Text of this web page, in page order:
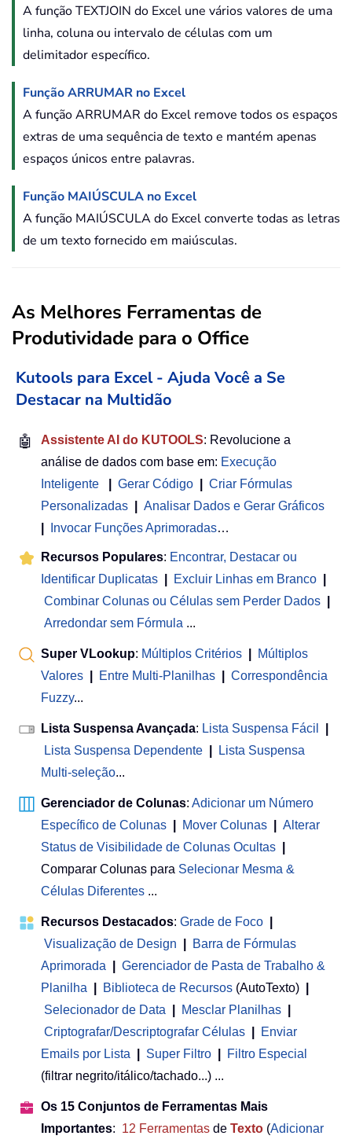
A função TEXTJOIN do Excel une vários valores de uma
linha, coluna ou intervalo de células com um
delimitador específico.
Função ARRUMAR no Excel
A função ARRUMAR do Excel remove todos os espaços
extras de uma sequência de texto e mantém apenas
espaços únicos entre palavras.
Função MAIÚSCULA no Excel
A função MAIÚSCULA do Excel converte todas as letras
de um texto fornecido em maiúsculas.
As Melhores Ferramentas de
Produtividade para o Office
Kutools para Excel - Ajuda Você a Se
Destacar na Multidão
🤖 Assistente AI do KUTOOLS: Revolucione a
análise de dados com base em: Execução
Inteligente
Gerar Código
Criar Fórmulas
Personalizadas
Analisar Dados e Gerar Gráficos
Invocar Funções Aprimoradas…
Recursos Populares: Encontrar, Destacar ou
Identificar Duplicatas
Excluir Linhas em Branco
Combinar Colunas ou Células sem Perder Dados
Arredondar sem Fórmula ...
Super VLookup: Múltiplos Critérios
Múltiplos
Valores
Entre Multi-Planilhas
Correspondência
Fuzzy...
Lista Suspensa Avançada: Lista Suspensa Fácil
Lista Suspensa Dependente
Lista Suspensa
Multi-seleção...
Gerenciador de Colunas: Adicionar um Número
Específico de Colunas
Mover Colunas
Alterar
Status de Visibilidade de Colunas Ocultas
Comparar Colunas para Selecionar Mesma &
Células Diferentes ...
Recursos Destacados: Grade de Foco
Visualização de Design
Barra de Fórmulas
Aprimorada
Gerenciador de Pasta de Trabalho &
Planilha
Biblioteca de Recursos (AutoTexto)
Selecionador de Data
Mesclar Planilhas
Criptografar/Descriptografar Células
Enviar
Emails por Lista
Super Filtro
Filtro Especial
(filtrar negrito/itálico/tachado...) ...
Os 15 Conjuntos de Ferramentas Mais
Importantes: 12 Ferramentas de Texto (Adicionar